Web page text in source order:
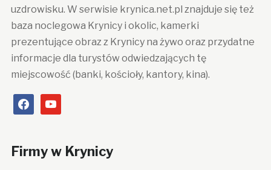
uzdrowisku. W serwisie krynica.net.pl znajduje się też
baza noclegowa Krynicy i okolic, kamerki
prezentujące obraz z Krynicy na żywo oraz przydatne
informacje dla turystów odwiedzających tę
miejscowość (banki, kościoły, kantory, kina).
facebookyoutube
Firmy w Krynicy